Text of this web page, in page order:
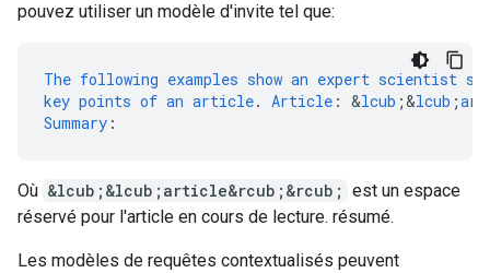
pouvez utiliser un modèle d'invite tel que:
The following examples show an expert scientist
key points of an article. Article : &lcub ;&lcub ;
Summary :
Où &lcub;&lcub;article&rcub;&rcub; est un espace
réservé pour l'article en cours de lecture. résumé.
Les modèles de requêtes contextualisés peuvent